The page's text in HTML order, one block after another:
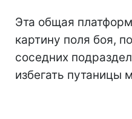
Эта общая
картину поля боя,
соседних
избегать путаницы